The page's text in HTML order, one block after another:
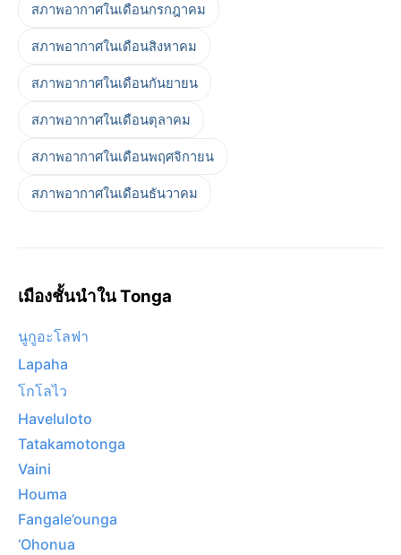
สภาพอากาศในเดือนกรกฎาคม
สภาพอากาศในเดือนสิงหาคม
สภาพอากาศในเดือนกันยายน
สภาพอากาศในเดือนตุลาคม
สภาพอากาศในเดือนพฤศจิกายน
สภาพอากาศในเดือนธันวาคม
เมืองชั้นนำใน Tonga
นูกูอะโลฟา
Lapaha
โกโลไว
Haveluloto
Tatakamotonga
Vaini
Houma
Fangale’ounga
‘Ohonua